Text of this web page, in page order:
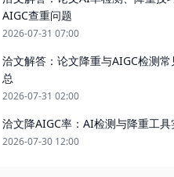
AIGC查重问题
2026-07-31 07:00
洽文解答：论文降重与AIGC检测常
总
2026-07-31 02:00
洽文降AIGC率：AI检测与降重工
2026-07-30 12:00